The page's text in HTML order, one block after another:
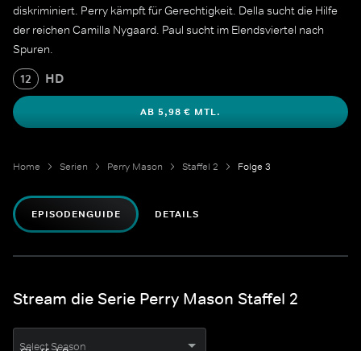
diskriminiert. Perry kämpft für Gerechtigkeit. Della sucht die Hilfe
der reichen Camilla Nygaard. Paul sucht im Elendsviertel nach
Spuren.
12 HD
AB 5,98 € MTL.
Home Serien Perry Mason Staffel 2 Folge 3
EPISODENGUIDE DETAILS
Stream die Serie Perry Mason Staffel 2
Select Season